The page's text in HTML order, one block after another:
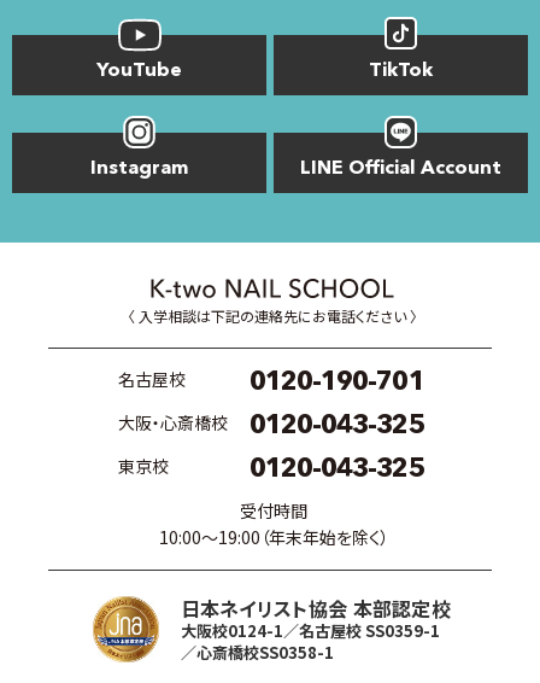
YouTube TikTok
Instagram LINE Official Account
〈 入学相談は下記の連絡先にお電話ください 〉
名古屋校 0120-190-701
大阪・心斎橋校 0120-043-325
東京校 0120-043-325
受付時間
10:00〜19:00（年末年始を除く）
日本ネイリスト協会 本部認定校
大阪校0124-1／名古屋校 SS0359-1
／心斎橋校SS0358-1